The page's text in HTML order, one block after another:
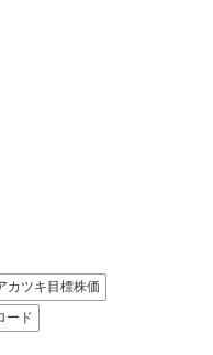
カツキ目標株価
ード